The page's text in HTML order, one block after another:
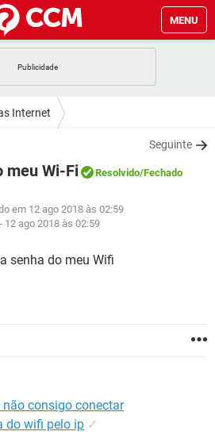
MENU
FACEBOOK
GMAIL
WHATSAPP
GMAIL
WHATSAPP
EXCEL
GMAIL
WHATSAPP
EXCEL
WHATSAPP
Internet
Seguinte
meu Wi-Fi Resolvido/Fechado
em 12 ago 2018 às 02:59
12 ago 2018 às 02:59
senha do meu Wifi
consigo conectar
do wifi pelo ip ✓